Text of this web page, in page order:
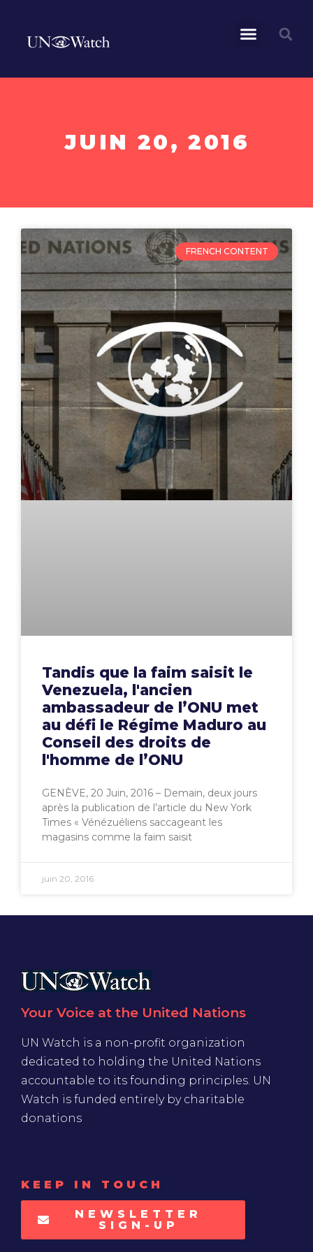
JUIN 20, 2016
FRENCH CONTENT
Tandis que la faim saisit le
Venezuela, l'ancien
ambassadeur de l’ONU met
au défi le Régime Maduro au
Conseil des droits de
l'homme de l’ONU
GENÈVE, 20 Juin, 2016 – Demain, deux jours
après la publication de l’article du New York
Times « Vénézuéliens saccageant les
magasins comme la faim saisit
juin 20, 2016
Your Voice at the United Nations
UN Watch is a non-profit organization
dedicated to holding the United Nations
accountable to its founding principles. UN
Watch is funded entirely by charitable
donations
KEEP IN TOUCH
NEWSLETTER
SIGN-UP